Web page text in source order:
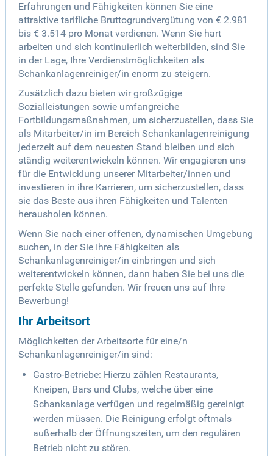
Erfahrungen und Fähigkeiten können Sie eine
attraktive tarifliche Bruttogrundvergütung von € 2.981
bis € 3.514 pro Monat verdienen. Wenn Sie hart
arbeiten und sich kontinuierlich weiterbilden, sind Sie
in der Lage, Ihre Verdienstmöglichkeiten als
Schankanlagenreiniger/in enorm zu steigern.
Zusätzlich dazu bieten wir großzügige
Sozialleistungen sowie umfangreiche
Fortbildungsmaßnahmen, um sicherzustellen, dass Sie
als Mitarbeiter/in im Bereich Schankanlagenreinigung
jederzeit auf dem neuesten Stand bleiben und sich
ständig weiterentwickeln können. Wir engagieren uns
für die Entwicklung unserer Mitarbeiter/innen und
investieren in ihre Karrieren, um sicherzustellen, dass
sie das Beste aus ihren Fähigkeiten und Talenten
herausholen können.
Wenn Sie nach einer offenen, dynamischen Umgebung
suchen, in der Sie Ihre Fähigkeiten als
Schankanlagenreiniger/in einbringen und sich
weiterentwickeln können, dann haben Sie bei uns die
perfekte Stelle gefunden. Wir freuen uns auf Ihre
Bewerbung!
Ihr Arbeitsort
Möglichkeiten der Arbeitsorte für eine/n
Schankanlagenreiniger/in sind:
Gastro-Betriebe: Hierzu zählen Restaurants,
Kneipen, Bars und Clubs, welche über eine
Schankanlage verfügen und regelmäßig gereinigt
werden müssen. Die Reinigung erfolgt oftmals
außerhalb der Öffnungszeiten, um den regulären
Betrieb nicht zu stören.